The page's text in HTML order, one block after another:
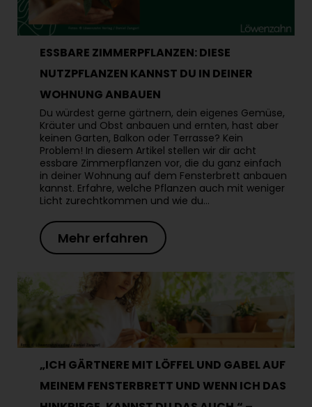
ESSBARE ZIMMERPFLANZEN: DIESE
NUTZPFLANZEN KANNST DU IN DEINER
WOHNUNG ANBAUEN
Du würdest gerne gärtnern, dein eigenes Gemüse,
Kräuter und Obst anbauen und ernten, hast aber
keinen Garten, Balkon oder Terrasse? Kein
Problem! In diesem Artikel stellen wir dir acht
essbare Zimmerpflanzen vor, die du ganz einfach
in deiner Wohnung auf dem Fensterbrett anbauen
kannst. Erfahre, welche Pflanzen auch mit weniger
Licht zurechtkommen und wie du…
Mehr erfahren
„ICH GÄRTNERE MIT LÖFFEL UND GABEL AUF
MEINEM FENSTERBRETT UND WENN ICH DAS